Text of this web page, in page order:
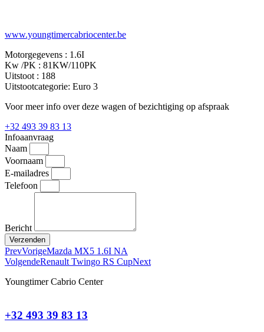
www.youngtimercabriocenter.be
Motorgegevens : 1.6I
Kw /PK : 81KW/110PK
Uitstoot : 188
Uitstootcategorie: Euro 3
Voor meer info over deze wagen of bezichtiging op afspraak
+32 493 39 83 13
Infoaanvraag
Naam
Voornaam
E-mailadres
Telefoon
Bericht
Verzenden
PrevVorigeMazda MX5 1.6I NA
VolgendeRenault Twingo RS CupNext
Youngtimer Cabrio Center
+32 493 39 83 13